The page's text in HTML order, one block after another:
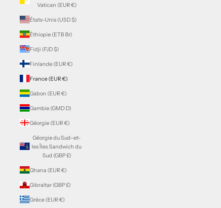
Vatican (EUR €)
États-Unis (USD $)
Éthiopie (ETB Br)
Fidji (FJD $)
Finlande (EUR €)
France (EUR €)
Gabon (EUR €)
Gambie (GMD D)
Géorgie (EUR €)
Géorgie du Sud-et-
les Îles Sandwich du
Sud (GBP £)
Ghana (EUR €)
Gibraltar (GBP £)
Grèce (EUR €)